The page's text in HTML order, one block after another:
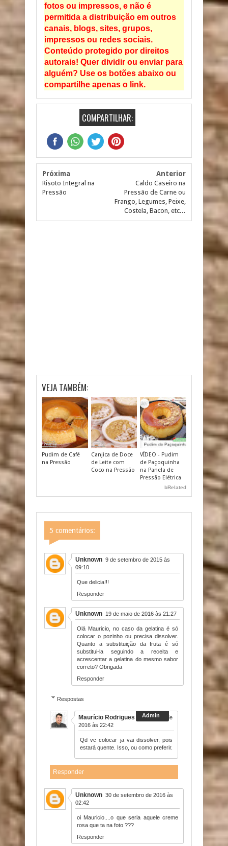
fotos ou impressos, e não é
permitida a distribuição em outros
canais, blogs, sites, grupos,
impressos ou redes sociais.
Conteúdo protegido por direitos
autorais! Quer dividir ou enviar para
alguém? Use os botões abaixo ou
compartilhe apenas o link.
COMPARTILHAR:
Próxima
Risoto Integral na
Pressão
Anterior
Caldo Caseiro na
Pressão de Carne ou
Frango, Legumes, Peixe,
Costela, Bacon, etc...
VEJA TAMBÉM:
Pudim de Café
na Pressão
Canjica de Doce
de Leite com
Coco na Pressão
VÍDEO - Pudim
de Paçoquinha
na Panela de
Pressão Elétrica
bRelated
5 comentários:
Unknown 9 de setembro de 2015 às
09:10
Que delicia!!!
Responder
Unknown 19 de maio de 2016 às 21:27
Olá Mauricio, no caso da gelatina é só
colocar o pozinho ou precisa dissolver.
Quanto a substituição da fruta é só
substitui-la seguindo a receita e
acrescentar a gelatina do mesmo sabor
correto? Obrigada
Responder
Respostas
Maurício Rodrigues
19 de maio de
2016 às 22:42
Qd vc colocar ja vai dissolver, pois
estará quente. Isso, ou como preferir.
Responder
Unknown 30 de setembro de 2016 às
02:42
oi Mauricio....o que seria aquele creme
rosa que ta na foto ???
Responder